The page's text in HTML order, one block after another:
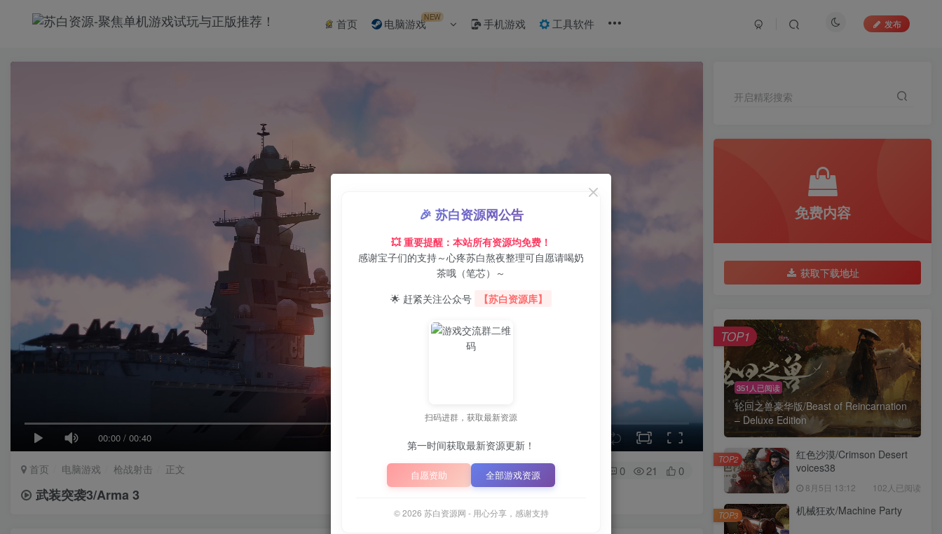
首页 电脑游戏NEW 手机游戏 工具软件 发布
00:00 / 00:40
首页 电脑游戏 枪战射击 正文 0 21 0
武装突袭3/Arma 3
开启精彩搜索
免费内容
获取下载地址
351人已阅读
轮回之兽豪华版/Beast of Reincarnation
– Deluxe Edition
TOP1
红色沙漠/Crimson Desert
voices38
8月5日 13:12 102人已阅读
TOP2
机械狂欢/Machine Party
TOP3
🎉 苏白资源网公告
💥 重要提醒：本站所有资源均免费！
感谢宝子们的支持～心疼苏白熬夜整理可自愿请喝奶
茶哦（笔芯）～
🌟 赶紧关注公众号
【苏白资源库】
扫码进群，获取最新资源
第一时间获取最新资源更新！
自愿资助 全部游戏资源
© 2026 苏白资源网 - 用心分享，感谢支持